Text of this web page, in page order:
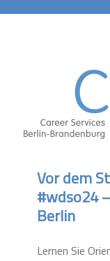
Vor dem
#wdso24
Berlin
Lernen Sie